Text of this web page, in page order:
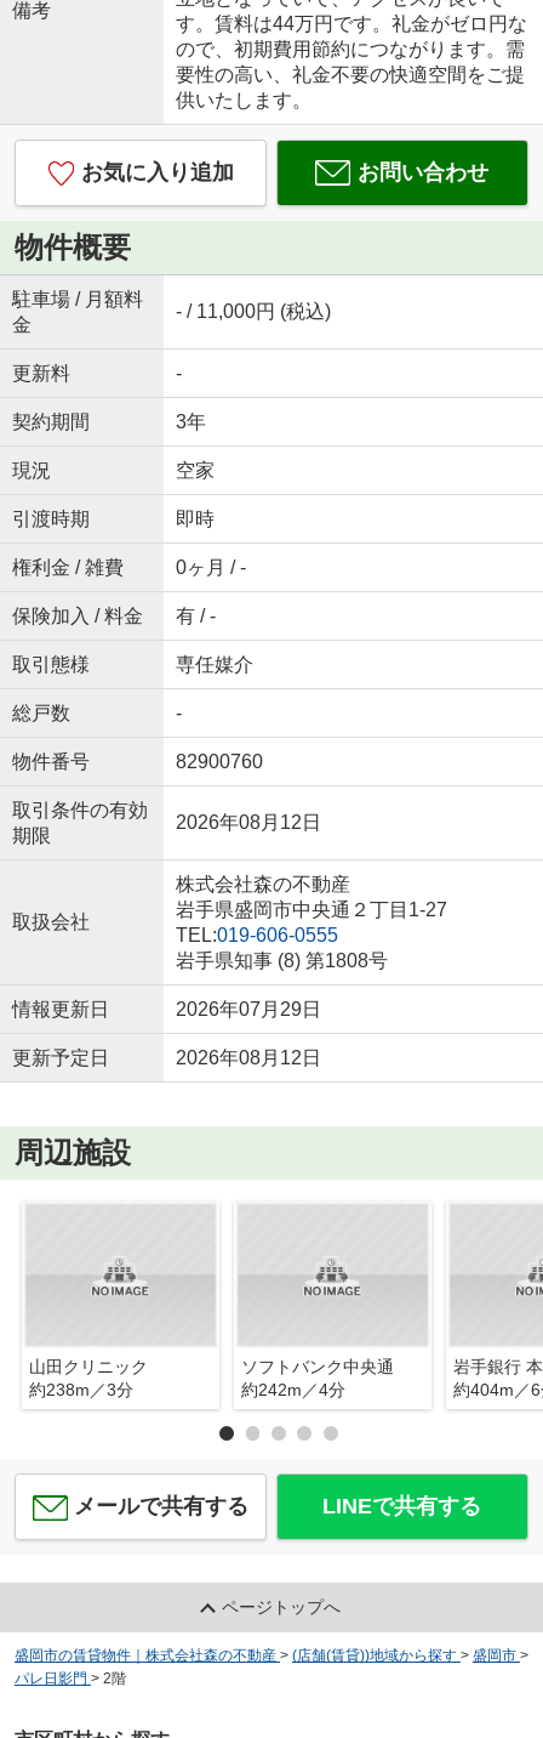
備考
す。賃料は44万円です。礼金がゼロ円な
ので、初期費用節約につながります。需
要性の高い、礼金不要の快適空間をご提
供いたします。
お気に入り追加 お問い合わせ
物件概要
駐車場 / 月額料
金
- / 11,000円 (税込)
更新料 -
契約期間 3年
現況 空家
引渡時期 即時
権利金 / 雑費 0ヶ月 / -
保険加入 / 料金 有 / -
取引態様 専任媒介
総戸数 -
物件番号 82900760
取引条件の有効
期限
2026年08月12日
取扱会社
株式会社森の不動産
岩手県盛岡市中央通２丁目1-27
TEL:019-606-0555
岩手県知事 (8) 第1808号
情報更新日 2026年07月29日
更新予定日 2026年08月12日
周辺施設
山田クリニック
約238m／3分
ソフトバンク中央通
約242m／4分
岩手銀行
約404m／
メールで共有する LINEで共有する
ページトップへ
盛岡市の賃貸物件｜株式会社森の不動産 > (店舗(賃貸))地域から探す > 盛岡市 >
パレ日影門 > 2階